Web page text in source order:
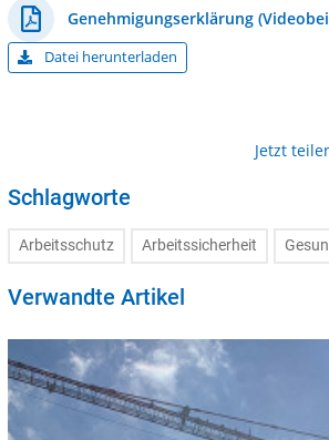
Genehmigungserklärung
Datei herunterladen
Jetzt
Schlagworte
Arbeitsschutz Arbeitssicherheit
Verwandte Artikel